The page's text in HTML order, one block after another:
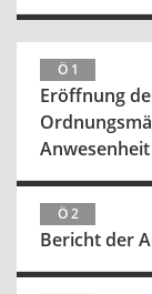
Ö 1
Eröffnung
Ö 2
Bericht der